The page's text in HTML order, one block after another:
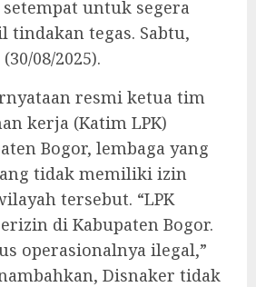
untuk segera
tindakan tegas. Sabtu,
(30/08/2025).
resmi ketua tim
kerja (Katim LPK)
Bogor, lembaga yang
tidak memiliki izin
tersebut. “LPK
di Kabupaten Bogor.
operasionalnya ilegal,”
Disnaker tidak